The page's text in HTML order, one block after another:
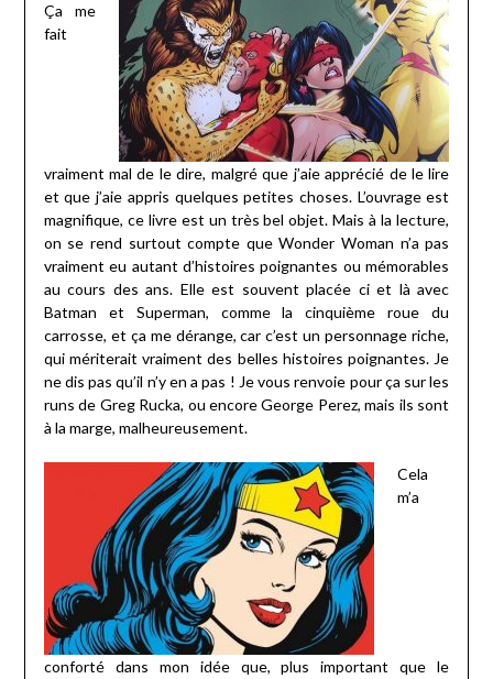
Ça me
fait
vraiment mal de le dire, malgré que j’aie apprécié de le lire
et que j’aie appris quelques petites choses. L’ouvrage est
magnifique, ce livre est un très bel objet. Mais à la lecture,
on se rend surtout compte que Wonder Woman n’a pas
vraiment eu autant d’histoires poignantes ou mémorables
au cours des ans. Elle est souvent placée ci et là avec
Batman et Superman, comme la cinquième roue du
carrosse, et ça me dérange, car c’est un personnage riche,
qui mériterait vraiment des belles histoires poignantes. Je
ne dis pas qu’il n’y en a pas ! Je vous renvoie pour ça sur les
runs de Greg Rucka, ou encore George Perez, mais ils sont
à la marge, malheureusement.
Cela
m’a
conforté dans mon idée que, plus important que le